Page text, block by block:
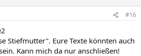
#16
Stiefmutter". Eure Texte könnten auch
Kann mich da nur anschließen!